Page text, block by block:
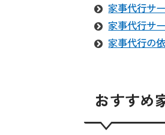
家事代行サ
家事代行サ
家事代行の
おすすめ